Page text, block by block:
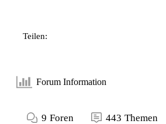
Teilen:
Forum Information
9 Foren 443 Themen